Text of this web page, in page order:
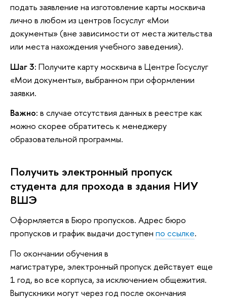
подать заявление на изготовление карты москвича
лично в любом из центров Госуслуг «Мои
документы» (вне зависимости от места жительства
или места нахождения учебного заведения).
Шаг 3: Получите карту москвича в Центре Госуслуг
«Мои документы», выбранном при оформлении
заявки.
Важно: в случае отсутствия данных в реестре как
можно скорее обратитесь к менеджеру
образовательной программы.
Получить электронный пропуск
студента для прохода в здания НИУ
ВШЭ
Оформляется в Бюро пропусков. Адрес бюро
пропусков и график выдачи доступен по ссылке.
По окончании обучения в
магистратуре, электронный пропуск действует еще
1 год, во все корпуса, за исключением общежития.
Выпускники могут через год после окончания